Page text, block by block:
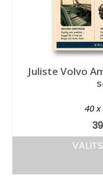
Juliste Volvo
40